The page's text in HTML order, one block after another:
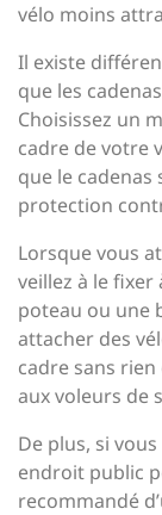
vélo moins
Il existe
que les
Choisissez un
cadre de votre
que le
protection
Lorsque vous
veillez à le fixer
poteau ou une
attacher des
cadre sans
aux voleurs de
De plus, si
endroit public
recommandé